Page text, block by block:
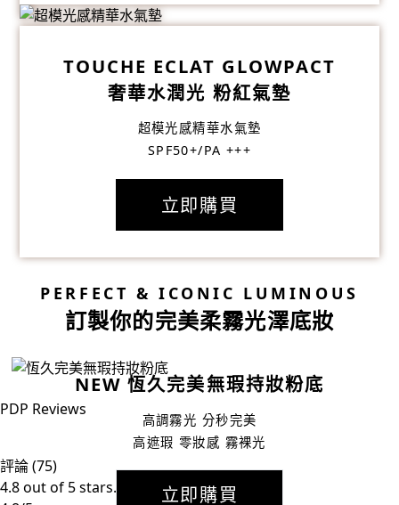
TOUCHE ECLAT GLOWPACT
奢華水潤光 粉紅氣墊
超模光感精華水氣墊
SPF50+/PA +++
立即購買
PERFECT & ICONIC LUMINOUS
訂製你的完美柔霧光澤底妝
NEW 恆久完美無瑕持妝粉底
高調霧光 分秒完美
高遮瑕 零妝感 霧裸光
立即購買
PDP Reviews
評論 (75)
4.8 out of 5 stars.